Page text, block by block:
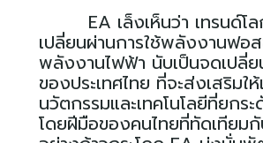
EA เล็งเห็นว่า เทรนด์โ
เปลี่ยนผ่านการใช้พลังงานฟอ
พลังงานไฟฟ้า นับเป็นจุดเปลี่
ของประเทศไทย ที่จะส่งเสริมใ
นวัตกรรมและเทคโนโลยีที่ยก
โดยฝีมือของคนไทยที่ทัดเทียม